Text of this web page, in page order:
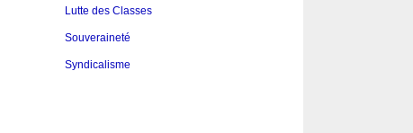
Lutte des Classes
Souveraineté
Syndicalisme